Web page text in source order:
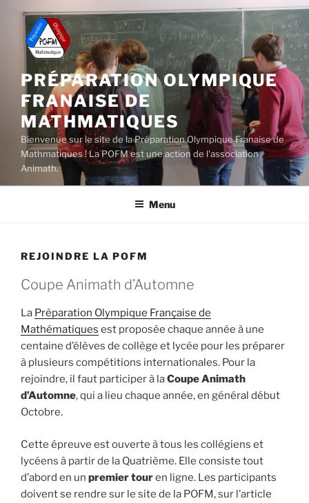
contenu
principal
PRÉPARATION OLYMPIQUE
FRANAISE DE
MATHMATIQUES
Bienvenue sur le site de la Préparation Olympique Franaise de
Mathmatiques ! La POFM est une action de l'association
Animath.
Menu
REJOINDRE LA POFM
Coupe Animath d’Automne
La Préparation Olympique Française de
Mathématiques est proposée chaque année à une
centaine d’élèves de collège et lycée pour les préparer
à plusieurs compétitions internationales. Pour la
rejoindre, il faut participer à laCoupe Animath
d’Automne, qui a lieu chaque année, en général début
Octobre.
Cette épreuve est ouverte à tous les collégiens et
lycéens à partir de la Quatrième. Elle consiste tout
d’abord en un premier touren ligne. Les participants
doivent se rendre sur le site de la POFM, sur l’article